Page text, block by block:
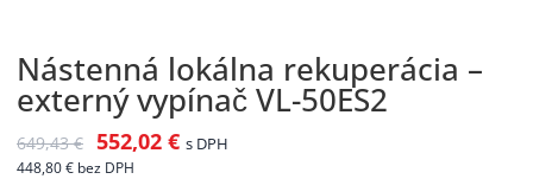
Nástenná lokálna rekuperácia –
externý vypínač VL-50ES2
649,43€ 552,02 € s DPH
448,80€ bez DPH